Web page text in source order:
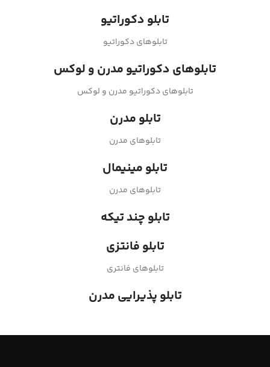
تابلو دکوراتیو
تابلوهای دکوراتیو
تابلوهای دکوراتیو مدرن و لوکس
تابلوهای دکوراتیو مدرن و لوکس
تابلو مدرن
تابلوهای مدرن
تابلو مینیمال
تابلوهای مدرن
تابلو چند تیکه
تابلو فانتزی
تابلوهای فانتری
تابلو پذیرایی مدرن